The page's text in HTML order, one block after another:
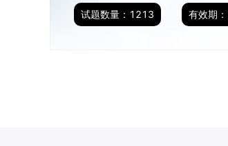
试题数量： 1213 有效期：